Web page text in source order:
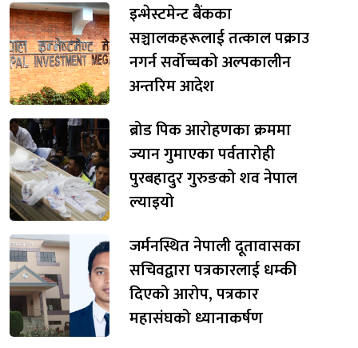
इन्भेस्टमेन्ट बैंकका
सञ्चालकहरूलाई तत्काल पक्राउ
नगर्न सर्वोच्चको अल्पकालीन
अन्तरिम आदेश
ब्रोड पिक आरोहणका क्रममा
ज्यान गुमाएका पर्वतारोही
पुरबहादुर गुरुङको शव नेपाल
ल्याइयो
जर्मनस्थित नेपाली दूतावासका
सचिवद्वारा पत्रकारलाई धम्की
दिएको आरोप, पत्रकार
महासंघको ध्यानाकर्षण